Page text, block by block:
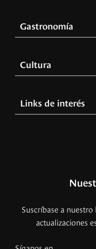
Gastronomía
Cultura
Links de interés
Suscríbase a
actualizaciones